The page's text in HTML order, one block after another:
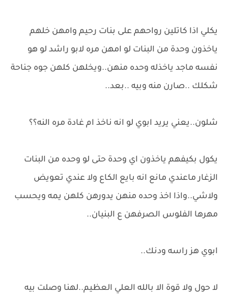
يكلي اذا كاتلين رواحهم على بنات رحيم وامهن خلهم
ياخذون وحدة من البنات لو امهن مره لابو راشد لو هو
نفسه ماجد ياخذله وحده منهن..ويخلهن كلهن جوه جناحة
شكلك ..صارن منه وبيه ..بعد..
شلون..يعني يريد ابوي لو انه ناخذ ام غادة مره النه؟؟
يكول بكيفهم ياخذون اي وحدة حتى لو وحده من البنات
الزغار ماعندي مانع انه بايع الكاع ولا عندي تعويض
ولاشي..واذا اخذ وحده منهن يدورهن كلهن يمه ويحسب
مهرها الفلوس الصرفهن ع البنيان..
ابوي هز راسه ودنك..
لا حول ولا قوة الا بالله العلي العظيم..لهنا وصلت بيه